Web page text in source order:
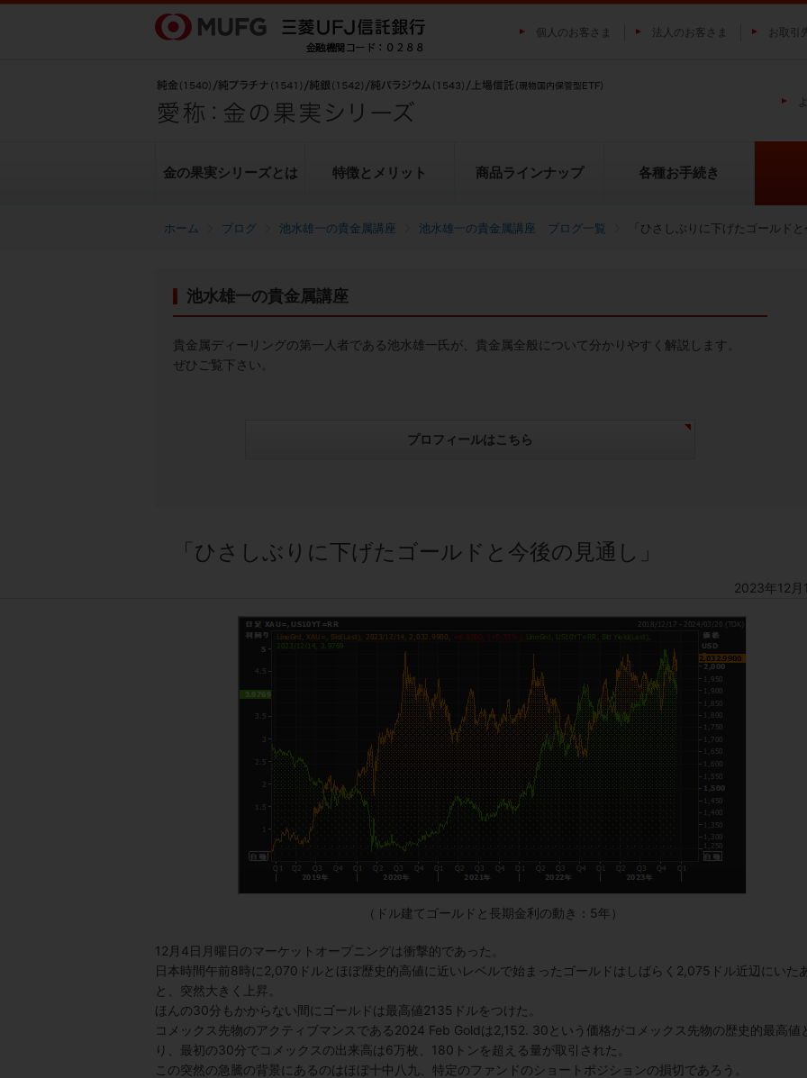
ブログ 池水雄一の貴金属講座 池水雄一の貴金属講座 ブログ一覧 「ひさしぶりに下げたゴールドと
池水雄一の貴金属講座
貴金属ディーリングの第一人者である池水雄一氏が、貴金属全般について分かりやすく解説します。
ぜひご覧下さい。
プロフィールはこちら
「ひさしぶりに下げたゴールドと今後の見通し」
2023年12月
（ドル建てゴールドと長期金利の動き：5年）
12月4日月曜日のマーケットオープニングは衝撃的であった。
日本時間午前8時に2,070ドルとほぼ歴史的高値に近いレベルで始まったゴールドはしばらく2,075ドル近辺にいた
と、突然大きく上昇。
ほんの30分もかからない間にゴールドは最高値2135ドルをつけた。
コメックス先物のアクティブマンスである2024 Feb Goldは2,152. 30という価格がコメックス先物の歴史的最高値
り、最初の30分でコメックスの出来高は6万枚、180トンを超える量が取引された。
この突然の急騰の背景にあるのはほぼ十中八九、特定のファンドのショートポジションの損切であろう。
個人のお客さま 法人のお客さま お取引
金の果実シリーズとは
金投資とは
特徴とメリット
シリーズの魅力
商品ラインナップ
純金上場信託（金の果実）
各種お手続き
転換（交換）の手続き
豊島逸夫による金市場解説
ヒストリカルデータ